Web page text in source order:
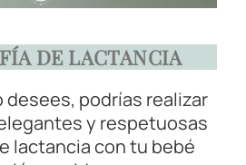
DE LACTANCIA
desees, podrías realizar
y respetuosas
lactancia con tu bebé